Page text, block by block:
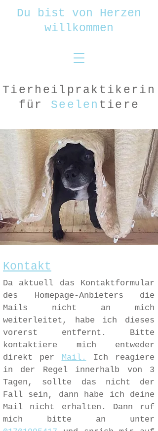
Tierheilpraktikerin
für Seelen tiere
Du bist von Herzen
willkommen
Kontakt
Da aktuell das Kontaktformular
des Homepage-Anbieters die
Mails nicht an mich
weiterleitet, habe ich dieses
vorerst entfernt. Bitte
kontaktiere mich entweder
direkt per Mail.
Ich reagiere
in der Regel innerhalb von 3
Tagen, sollte das nicht der
Fall sein, dann habe ich deine
Mail nicht erhalten. Dann ruf
mich bitte an unter